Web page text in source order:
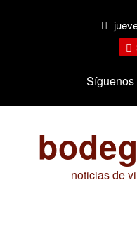
Síguenos
noticias de